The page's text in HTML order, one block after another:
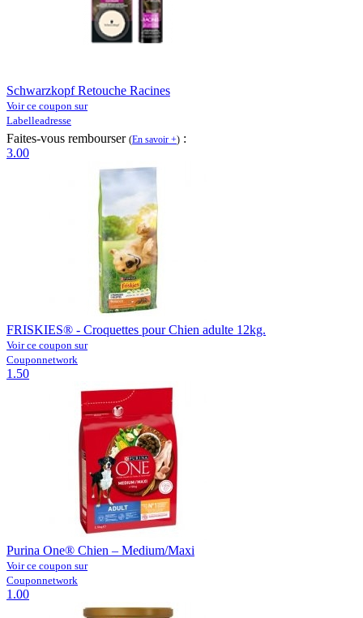
Schwarzkopf Retouche Racines
Voir ce coupon sur
Labelleadresse
Faites-vous rembourser (En savoir +) :
3.00
FRISKIES® - Croquettes pour Chien adulte 12kg.
Voir ce coupon sur
Couponnetwork
1.50
Purina One® Chien – Medium/Maxi
Voir ce coupon sur
Couponnetwork
1.00